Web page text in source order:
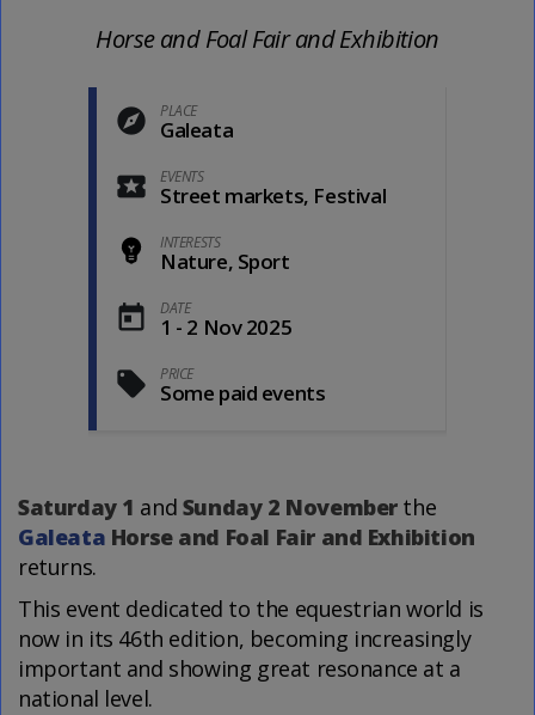
Horse and Foal Fair and Exhibition
PLACE
Galeata
EVENTS
Street markets, Festival
INTERESTS
Nature, Sport
DATE
1 - 2 Nov 2025
PRICE
Some paid events
Saturday 1 and Sunday 2 Novemberthe
Galeata Horse and Foal Fair and Exhibition
returns.
This event dedicated to the equestrian world is
now in its 46th edition, becoming increasingly
important and showing great resonance at a
national level.